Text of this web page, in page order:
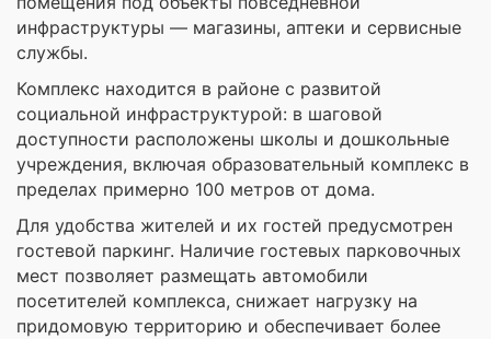
инфраструктуры — магазины, аптеки и сервисные
службы.
Комплекс находится в районе с развитой
социальной инфраструктурой: в шаговой
доступности расположены школы и дошкольные
учреждения, включая образовательный комплекс в
пределах примерно 100 метров от дома.
Для удобства жителей и их гостей предусмотрен
гостевой паркинг. Наличие гостевых парковочных
мест позволяет размещать автомобили
посетителей комплекса, снижает нагрузку на
придомовую территорию и обеспечивает более